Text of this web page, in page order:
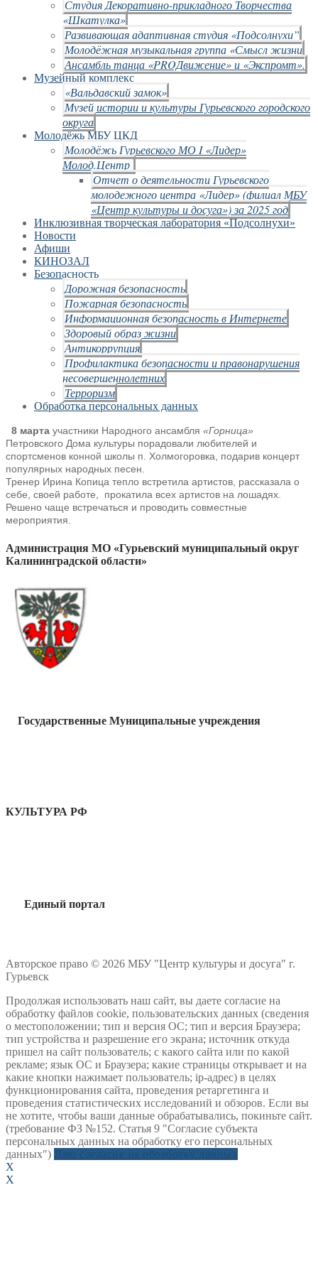
Студия Декоративно-прикладного Творчества
«Шкатулка»
Развивающая адаптивная студия «Подсолнухи”
Молодёжная музыкальная группа «Смысл жизни
Ансамбль танца «PROДвижение» и «Экспромт».
Музейный комплекс
«Вальдавский замок»
Музей истории и культуры Гурьевского городского
округа
Молодёжь МБУ ЦКД
Молодёжь Гурьевского МО I «Лидер»
Молод.Центр
Отчет о деятельности Гурьевского
молодежного центра «Лидер» (филиал МБУ
«Центр культуры и досуга») за 2025 год
Инклюзивная творческая лаборатория «Подсолнухи»
Новости
Афиши
КИНОЗАЛ
Безопасность
Дорожная безопасность
Пожарная безопасность
Информационная безопасность в Интернете
Здоровый образ жизни
Антикоррупция
Профилактика безопасности и правонарушения
несовершеннолетних
Терроризм
Обработка персональных данных
8 марта участники Народного ансамбля «Горница»
Петровского Дома культуры порадовали любителей и
спортсменов конной школы п. Холмогоровка, подарив концерт
популярных народных песен.
Тренер Ирина Копица тепло встретила артистов, рассказала о
себе, своей работе, прокатила всех артистов на лошадях.
Решено чаще встречаться и проводить совместные
мероприятия.
Администрация МО «Гурьевский муниципальный округ
Калининградской области»
Государственные Муниципальные учреждения
КУЛЬТУРА РФ
Единый портал
Авторское право © 2026 МБУ "Центр культуры и досуга" г.
Гурьевск
Продолжая использовать наш сайт, вы даете согласие на
обработку файлов cookie, пользовательских данных (сведения
о местоположении; тип и версия ОС; тип и версия Браузера;
тип устройства и разрешение его экрана; источник откуда
пришел на сайт пользователь; с какого сайта или по какой
рекламе; язык ОС и Браузера; какие страницы открывает и на
какие кнопки нажимает пользователь; ip-адрес) в целях
функционирования сайта, проведения ретаргетинга и
проведения статистических исследований и обзоров. Если вы
не хотите, чтобы ваши данные обрабатывались, покиньте сайт.
(требование ФЗ №152. Статья 9 "Согласие субъекта
персональных данных на обработку его персональных
данных")
X
X